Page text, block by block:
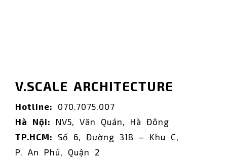
V.SCALE ARCHITECTURE
Hotline: 070.7075.007
Hà Nội: NV5, Văn Quán, Hà Đông
TP.HCM: Số 6, Đường 31B – Khu C,
P. An Phú, Quận 2